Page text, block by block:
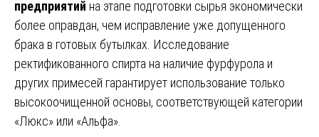
предприятий на этапе подготовки сырья экономически
более оправдан, чем исправление уже допущенного
брака в готовых бутылках. Исследование
ректификованного спирта на наличие фурфурола и
других примесей гарантирует использование только
высокоочищенной основы, соответствующей категории
«Люкс» или «Альфа».